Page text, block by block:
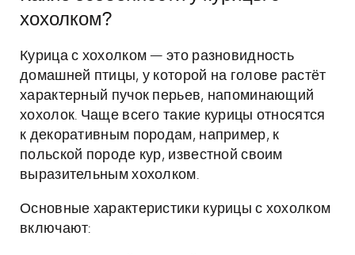
хохолком?
Курица с хохолком — это разновидность
домашней птицы, у которой на голове растёт
характерный пучок перьев, напоминающий
хохолок. Чаще всего такие курицы относятся
к декоративным породам, например, к
польской породе кур, известной своим
выразительным хохолком.
Основные характеристики курицы с хохолком
включают: